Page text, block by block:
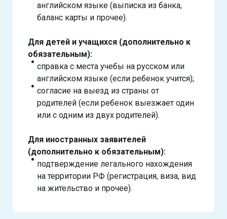
английском языке (выписка из банка,
баланс карты и прочее).
Для детей и учащихся (дополнительно к
обязательным):
справка с места учебы на русском или
английском языке (если ребенок учится);
согласие на выезд из страны от
родителей (если ребенок выезжает один
или с одним из двух родителей).
Для иностранных заявителей
(дополнительно к обязательным):
подтверждение легального нахождения
на территории РФ (регистрация, виза, вид
на жительство и прочее).